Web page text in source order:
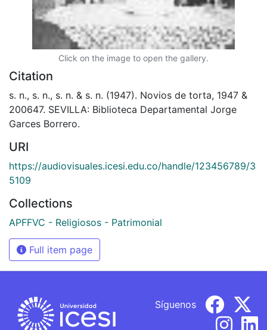
Click on the image to open the gallery.
Citation
s. n., s. n., s. n. & s. n. (1947). Novios de torta, 1947 &
200647. SEVILLA: Biblioteca Departamental Jorge
Garces Borrero.
URI
https://audiovisuales.icesi.edu.co/handle/123456789/3
5109
Collections
APFFVC - Religiosos - Patrimonial
Full item page
Síguenos